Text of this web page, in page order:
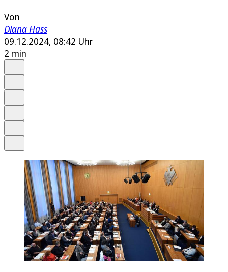
Von
Diana Hass
09.12.2024, 08:42 Uhr
2 min